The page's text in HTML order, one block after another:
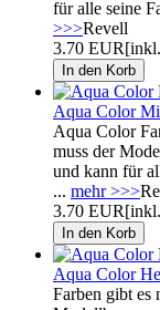
für alle seine
>>>Revell
3.70 EUR
Aqua Color
Aqua Color
muss der
und kann für
... mehr >>>
3.70 EUR
Aqua Color
Farben gibt es